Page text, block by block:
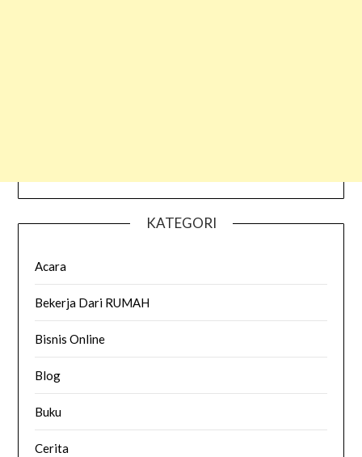
KATEGORI
Acara
Bekerja Dari RUMAH
Bisnis Online
Blog
Buku
Cerita